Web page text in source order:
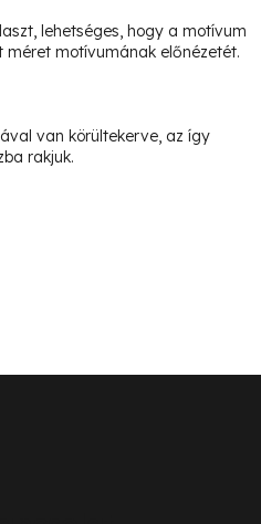
lehetséges, hogy a motívum
méret motívumának előnézetét.
van körültekerve, az így
rakjuk.